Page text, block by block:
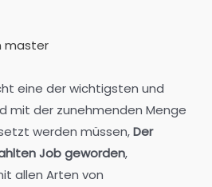
master
eine der wichtigsten und
mit der zunehmenden Menge
werden müssen,Der
Job geworden,
allen Arten von